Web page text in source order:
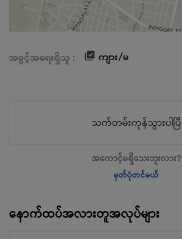
အခွင့်အရေးရှိသူ : ကျား/မ
သက်တမ်းကုန်သွားပါပြီ
အကောင့်မရှိသေးဘူးလား?
မှတ်ပုံတင်မယ်
နောက်ထပ်အလားတူအလုပ်များ